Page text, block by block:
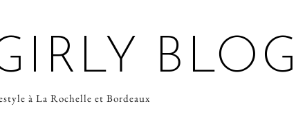
BLOG
à La Rochelle et Bordeaux